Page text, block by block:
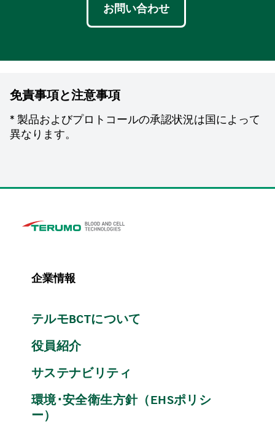
お問い合わせ
免責事項と注意事項
* 製品およびプロトコールの承認状況は国によって
異なります。
企業情報
テルモBCTについて
役員紹介
サステナビリティ
環境･安全衛生方針（EHSポリシ
ー）